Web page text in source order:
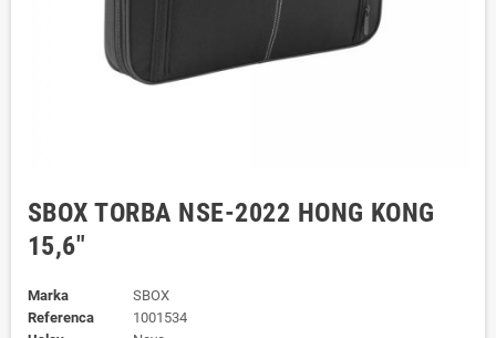
SBOX TORBA NSE-2022 HONG KONG
15,6"
Marka
SBOX
Referenca
1001534